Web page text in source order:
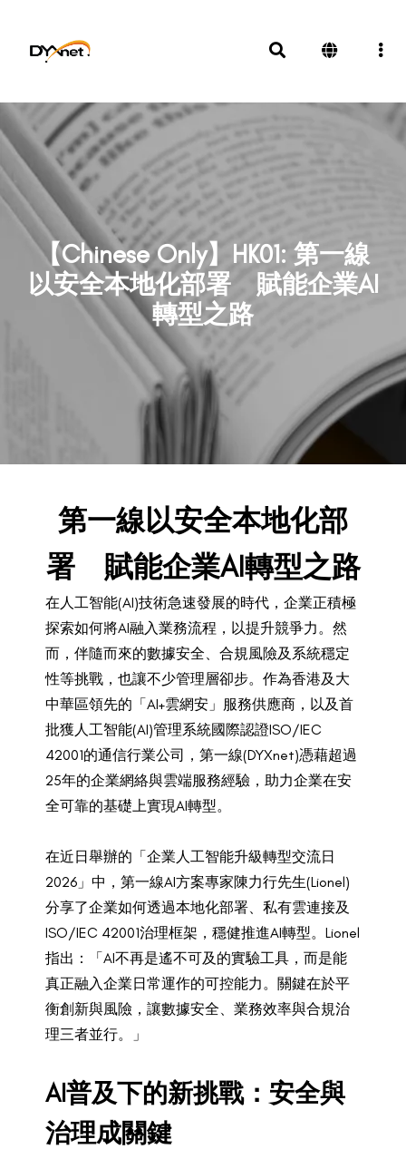
【Chinese Only】HK01: 第一線
以安全本地化部署 賦能企業AI
轉型之路
BACK TO PREVIOUS
第一線以安全本地化部
署 賦能企業AI轉型之路
在人工智能(AI)技術急速發展的時代，企業正積極
探索如何將AI融入業務流程，以提升競爭力。然
而，伴隨而來的數據安全、合規風險及系統穩定
性等挑戰，也讓不少管理層卻步。作為香港及大
中華區領先的「AI+雲網安」服務供應商，以及首
批獲人工智能(AI)管理系統國際認證ISO/IEC
42001的通信行業公司，第一線(DYXnet)憑藉超過
25年的企業網絡與雲端服務經驗，助力企業在安
全可靠的基礎上實現AI轉型。
在近日舉辦的「企業人工智能升級轉型交流日
2026」中，第一線AI方案專家陳力行先生(Lionel)
分享了企業如何透過本地化部署、私有雲連接及
ISO/IEC 42001治理框架，穩健推進AI轉型。Lionel
指出：「AI不再是遙不可及的實驗工具，而是能
真正融入企業日常運作的可控能力。關鍵在於平
衡創新與風險，讓數據安全、業務效率與合規治
理三者並行。」
AI普及下的新挑戰：安全與
治理成關鍵